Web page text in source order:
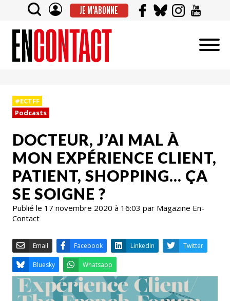
JE M'ABONNE
#ECTFF
Podcasts
DOCTEUR, J’AI MAL À
MON EXPÉRIENCE CLIENT,
PATIENT, SHOPPING… ÇA
SE SOIGNE ?
Publié le 17 novembre 2020 à 16:03 par Magazine En-
Contact